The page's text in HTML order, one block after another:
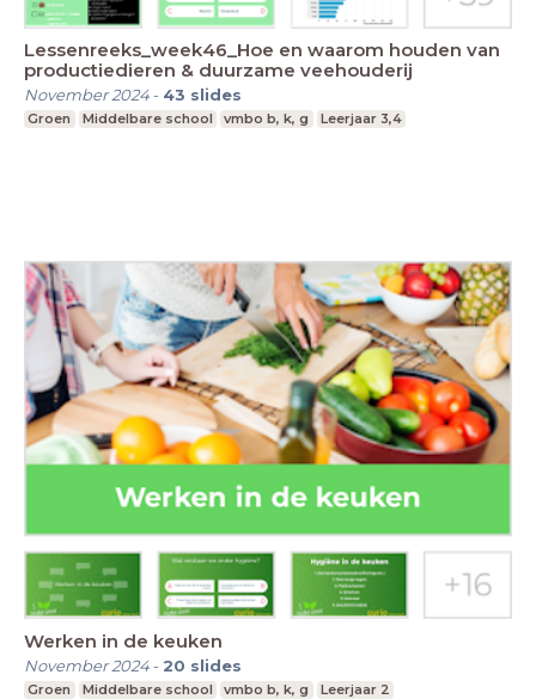
Lessenreeks_week46_Hoe en waarom houden van
productiedieren & duurzame veehouderij
November 2024- 43 slides
Groen Middelbare school vmbo b, k, g Leerjaar 3,4
Werken in de keuken
November 2024- 20 slides
Groen Middelbare school vmbo b, k, g Leerjaar 2